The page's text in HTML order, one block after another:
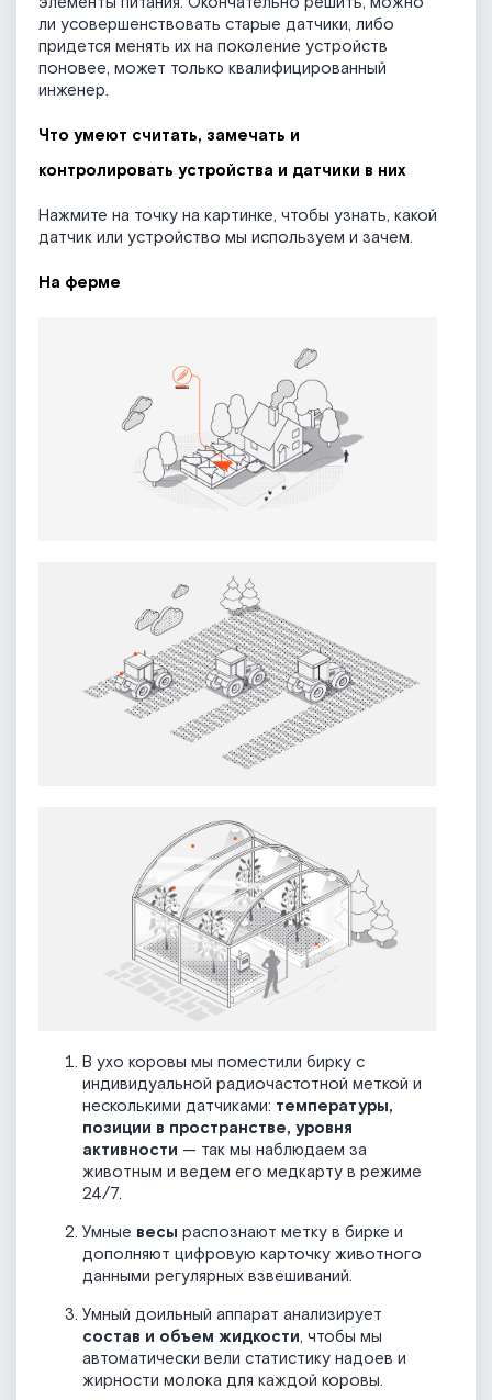
ли усовершенствовать старые датчики, либо
придется менять их на поколение устройств
поновее, может только квалифицированный
инженер.
Что умеют считать, замечать и
контролировать устройства и датчики в них
Нажмите на точку на картинке, чтобы узнать, какой
датчик или устройство мы используем и зачем.
На ферме
В ухо коровы мы поместили бирку с
индивидуальной радиочастотной меткой и
несколькими датчиками: температуры,
позиции в пространстве, уровня
активности — так мы наблюдаем за
животным и ведем его медкарту в режиме
24/7.
Умные весы распознают метку в бирке и
дополняют цифровую карточку животного
данными регулярных взвешиваний.
Умный доильный аппарат анализирует
состав и объем жидкости, чтобы мы
автоматически вели статистику надоев и
жирности молока для каждой коровы.